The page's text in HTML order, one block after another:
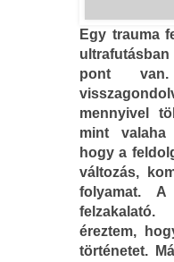
Egy trauma
pont
mennyivel
mint
hogy a
változás,
folyamat.
éreztem,
történetet.